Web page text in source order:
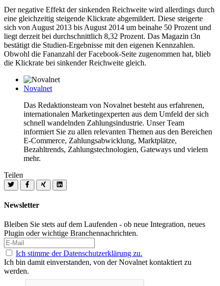
Der negative Effekt der sinkenden Reichweite wird allerdings durch
eine gleichzeitig steigende Klickrate abgemildert. Diese steigerte
sich von August 2013 bis August 2014 um beinahe 50 Prozent und
liegt derzeit bei durchschnittlich 8,32 Prozent. Das Magazin t3n
bestätigt die Studien-Ergebnisse mit den eigenen Kennzahlen.
Obwohl die Fananzahl der Facebook-Seite zugenommen hat, blieb
die Klickrate bei sinkender Reichweite gleich.
Novalnet
Das Redaktionsteam von Novalnet besteht aus erfahrenen,
internationalen Marketingexperten aus dem Umfeld der sich
schnell wandelnden Zahlungsindustrie. Unser Team
informiert Sie zu allen relevanten Themen aus den Bereichen
E-Commerce, Zahlungsabwicklung, Marktplätze,
Bezahltrends, Zahlungstechnologien, Gateways und vielem
mehr.
Teilen
Newsletter
Bleiben Sie stets auf dem Laufenden - ob neue Integration, neues
Plugin oder wichtige Branchennachrichten.
Ich stimme der Datenschutzerklärung zu.
Ich bin damit einverstanden, von der Novalnet kontaktiert zu
werden.